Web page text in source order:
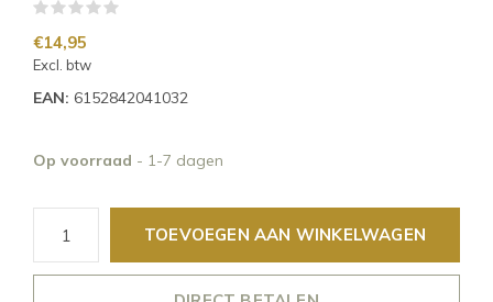
€14,95
Excl. btw
EAN: 6152842041032
Op voorraad - 1-7 dagen
TOEVOEGEN AAN WINKELWAGEN